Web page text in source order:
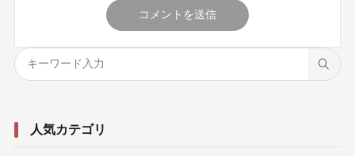
人気カテゴリ